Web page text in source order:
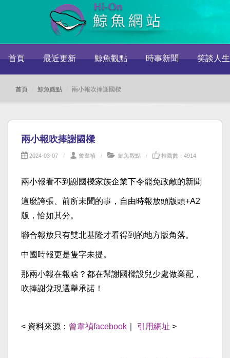
首頁 最近更新 鯨魚觀點 時事新聞 笑談人生
首頁 鯨魚觀點 兩小報吹捧謝國樑
兩小報吹捧謝國樑
2024-03-07 曾韋禎 鯨魚觀點 推薦數：4914
兩小報看不到謝國樑家族企業下令罷免政敵的新聞
這麼誇張、前所未聞的事，自由時報放頭版頭+A2
版，恰如其分。
聯合報放只有雙北基隆才看得到的地方版角落。
中國時報更是隻字未提。
那兩小報在報啥？都在幫謝國樑設兒少處做業配，
吹捧謝兌現選舉承諾！
< 資料來源： 曾韋禎facebook 引用網址 >